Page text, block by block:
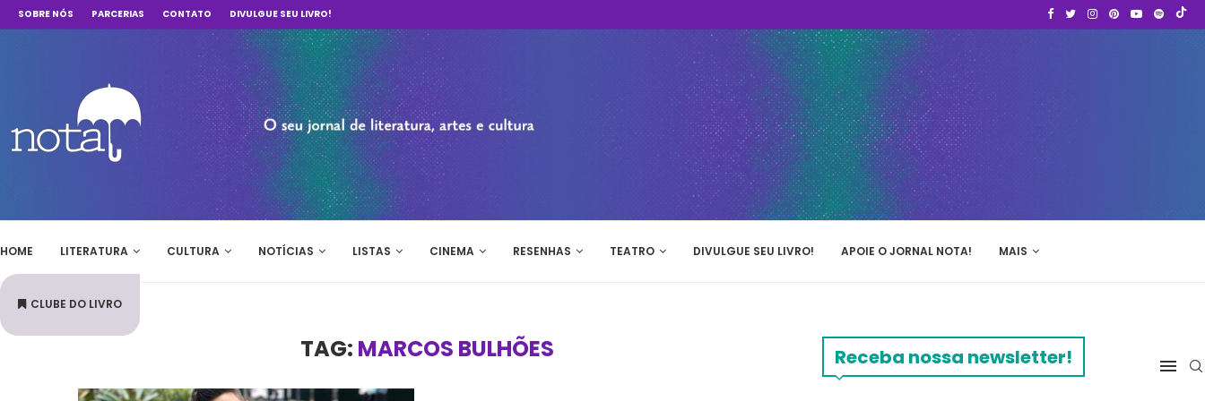
SOBRE NÓS PARCERIAS CONTATO DIVULGUE SEU LIVRO!
HOME LITERATURA CULTURA NOTÍCIAS LISTAS CINEMA RESENHAS TEATRO DIVULGUE SEU LIVRO! APOIE O JORNAL NOTA! MAIS
CLUBE DO LIVRO
TAG: MARCOS BULHÕES Receba nossa newsletter!